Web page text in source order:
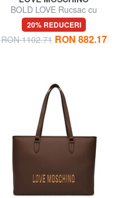
BOLD LOVE Rucsac cu
buzunar frontal
20% REDUCERI
RON 1102.71 RON 882.17